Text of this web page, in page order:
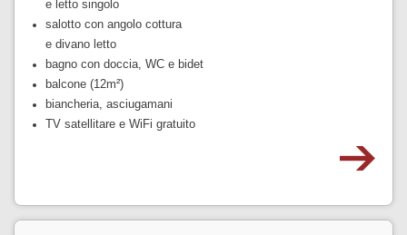
e letto singolo
salotto con angolo cottura
e divano letto
bagno con doccia, WC e bidet
balcone (12m²)
biancheria, asciugamani
TV satellitare e WiFi gratuito